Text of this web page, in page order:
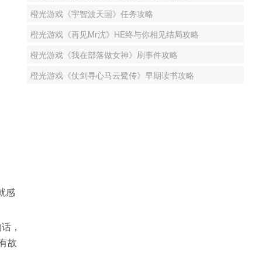
感
，
故
橙光游戏《宇智波天国》任务攻略
橙光游戏《再见Mr沈》HE终与你相见结局攻略
橙光游戏《我在部落做女神》刷事件攻略
橙光游戏《仗剑寻心马云鹭传》早期读书攻略